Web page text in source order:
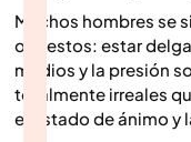
Muchos hombres se
opuestos: estar
medios y la presión
totalmente irreales
el estado de ánimo y